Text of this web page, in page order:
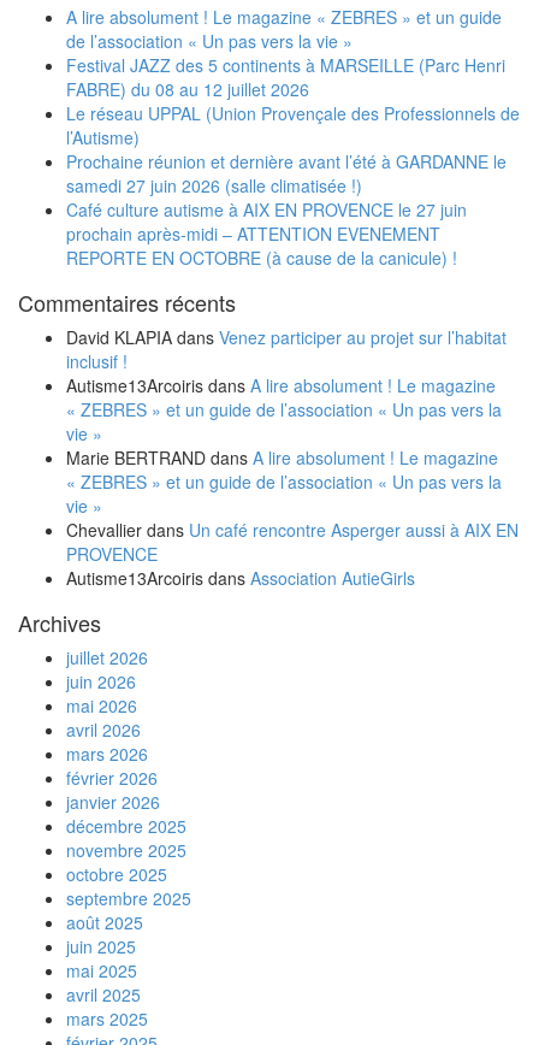
A lire absolument ! Le magazine « ZEBRES » et un guide
de l’association « Un pas vers la vie »
Festival JAZZ des 5 continents à MARSEILLE (Parc Henri
FABRE) du 08 au 12 juillet 2026
Le réseau UPPAL (Union Provençale des Professionnels de
l’Autisme)
Prochaine réunion et dernière avant l’été à GARDANNE le
samedi 27 juin 2026 (salle climatisée !)
Café culture autisme à AIX EN PROVENCE le 27 juin
prochain après-midi – ATTENTION EVENEMENT
REPORTE EN OCTOBRE (à cause de la canicule) !
Commentaires récents
David KLAPIA dans Venez participer au projet sur l’habitat
inclusif !
Autisme13Arcoiris dans A lire absolument ! Le magazine
« ZEBRES » et un guide de l’association « Un pas vers la
vie »
Marie BERTRAND dans A lire absolument ! Le magazine
« ZEBRES » et un guide de l’association « Un pas vers la
vie »
Chevallier dans Un café rencontre Asperger aussi à AIX EN
PROVENCE
Autisme13Arcoiris dans Association AutieGirls
Archives
juillet 2026
juin 2026
mai 2026
avril 2026
mars 2026
février 2026
janvier 2026
décembre 2025
novembre 2025
octobre 2025
septembre 2025
août 2025
juin 2025
mai 2025
avril 2025
mars 2025